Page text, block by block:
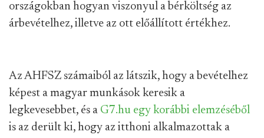
országokban hogyan viszonyul a bérköltség az
árbevételhez, illetve az ott előállított értékhez.
Az AHFSZ számaiból az látszik, hogy a bevételhez
képest a magyar munkások keresik a
legkevesebbet, és a G7.hu egy korábbi elemzéséből
is az derült ki, hogy az itthoni alkalmazottak a